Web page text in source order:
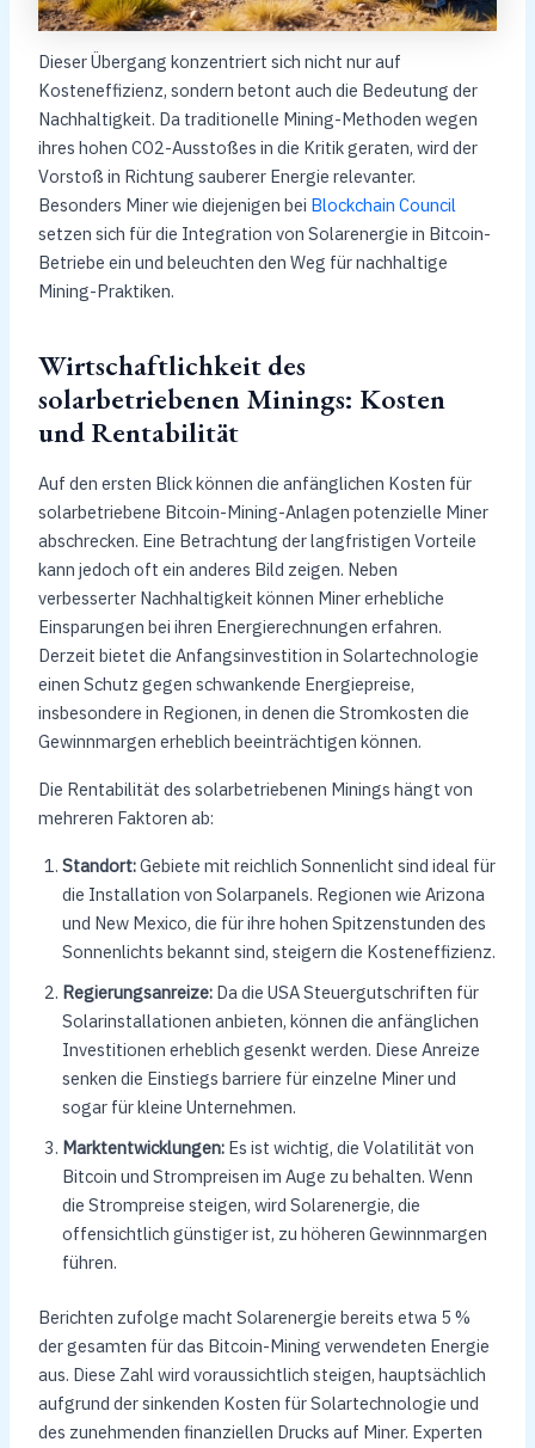
Dieser Übergang konzentriert sich nicht nur auf
Kosteneffizienz, sondern betont auch die Bedeutung der
Nachhaltigkeit. Da traditionelle Mining-Methoden wegen
ihres hohen CO2-Ausstoßes in die Kritik geraten, wird der
Vorstoß in Richtung sauberer Energie relevanter.
Besonders Miner wie diejenigen bei Blockchain Council
setzen sich für die Integration von Solarenergie in Bitcoin-
Betriebe ein und beleuchten den Weg für nachhaltige
Mining-Praktiken.
Wirtschaftlichkeit des
solarbetriebenen Minings: Kosten
und Rentabilität
Auf den ersten Blick können die anfänglichen Kosten für
solarbetriebene Bitcoin-Mining-Anlagen potenzielle Miner
abschrecken. Eine Betrachtung der langfristigen Vorteile
kann jedoch oft ein anderes Bild zeigen. Neben
verbesserter Nachhaltigkeit können Miner erhebliche
Einsparungen bei ihren Energierechnungen erfahren.
Derzeit bietet die Anfangsinvestition in Solartechnologie
einen Schutz gegen schwankende Energiepreise,
insbesondere in Regionen, in denen die Stromkosten die
Gewinnmargen erheblich beeinträchtigen können.
Die Rentabilität des solarbetriebenen Minings hängt von
mehreren Faktoren ab:
Standort:Gebiete mit reichlich Sonnenlicht sind ideal für
die Installation von Solarpanels. Regionen wie Arizona
und New Mexico, die für ihre hohen Spitzenstunden des
Sonnenlichts bekannt sind, steigern die Kosteneffizienz.
Regierungsanreize:Da die USA Steuergutschriften für
Solarinstallationen anbieten, können die anfänglichen
Investitionen erheblich gesenkt werden. Diese Anreize
senken die Einstiegs barriere für einzelne Miner und
sogar für kleine Unternehmen.
Marktentwicklungen:Es ist wichtig, die Volatilität von
Bitcoin und Strompreisen im Auge zu behalten. Wenn
die Strompreise steigen, wird Solarenergie, die
offensichtlich günstiger ist, zu höheren Gewinnmargen
führen.
Berichten zufolge macht Solarenergie bereits etwa 5 %
der gesamten für das Bitcoin-Mining verwendeten Energie
aus. Diese Zahl wird voraussichtlich steigen, hauptsächlich
aufgrund der sinkenden Kosten für Solartechnologie und
des zunehmenden finanziellen Drucks auf Miner. Experten